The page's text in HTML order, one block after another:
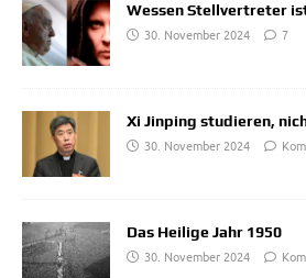
Wessen Stellvertreter
30. November 2024
7
Xi Jinping studieren,
30. November 2024
Das Heilige Jahr 1950
30. November 2024